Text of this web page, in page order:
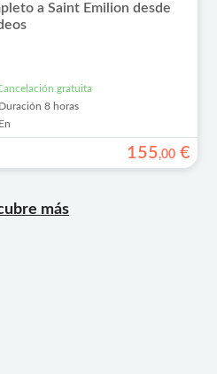
a Saint Emilion desde
cancelación gratuita
Duración 8 horas
En
155,00 €
más